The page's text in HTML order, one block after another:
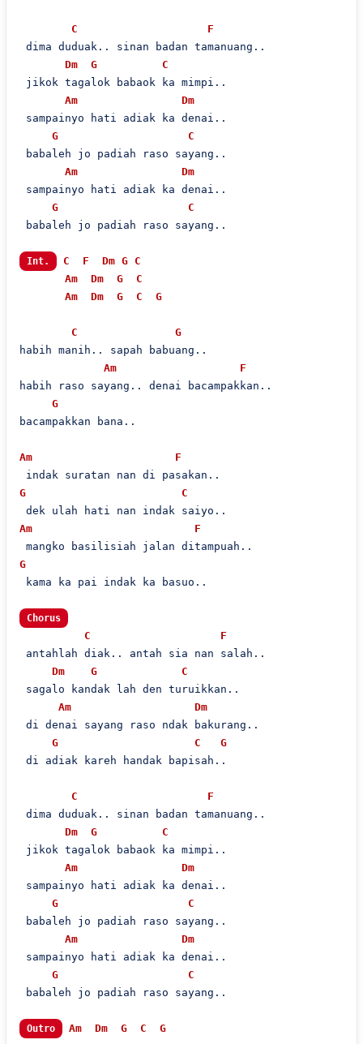
C
F
dima duduak.. sinan badan tamanuang..
Dm
G
C
jikok tagalok babaok ka mimpi..
Am
Dm
sampainyo hati adiak ka denai..
G
C
babaleh jo padiah raso sayang..
Am
Dm
sampainyo hati adiak ka denai..
G
C
babaleh jo padiah raso sayang..
Int. C F Dm G
C
Am
Dm G
C
Am
Dm G C G
C
G
habih manih.. sapah babuang..
Am
F
habih raso sayang.. denai bacampakkan..
G
bacampakkan bana..
Am
F
G
C
Am
F
G
kama ka pai indak ka basuo..
Chorus
C
F
antahlah diak.. antah sia nan salah..
Dm
G
C
sagalo kandak lah den turuikkan..
Am
Dm
di denai sayang raso ndak bakurang..
G
C
G
di adiak kareh handak bapisah..
C
F
dima duduak.. sinan badan tamanuang..
Dm
G
C
jikok tagalok babaok ka mimpi..
Am
Dm
sampainyo hati adiak ka denai..
G
C
babaleh jo padiah raso sayang..
Am
Dm
sampainyo hati adiak ka denai..
G
C
babaleh jo padiah raso sayang..
Outro Am Dm G C G